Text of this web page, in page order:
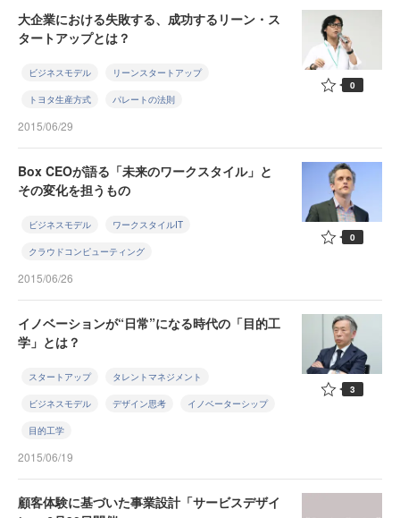
大企業における失敗する、成功するリーン・ス
タートアップとは？
ビジネスモデル リーンスタートアップ
トヨタ生産方式 パレートの法則
2015/06/29
0
Box CEOが語る「未来のワークスタイル」と
その変化を担うもの
ビジネスモデル ワークスタイルIT
クラウドコンピューティング
2015/06/26
0
イノベーションが“日常”になる時代の「目的工
学」とは？
スタートアップ タレントマネジメント
ビジネスモデル デザイン思考 イノベーターシップ
目的工学
2015/06/19
3
顧客体験に基づいた事業設計「サービスデザイ